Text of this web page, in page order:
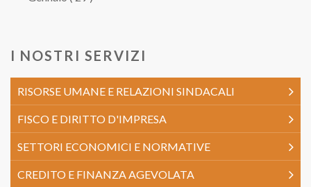
I NOSTRI SERVIZI
RISORSE UMANE E RELAZIONI SINDACALI
FISCO E DIRITTO D'IMPRESA
SETTORI ECONOMICI E NORMATIVE
CREDITO E FINANZA AGEVOLATA